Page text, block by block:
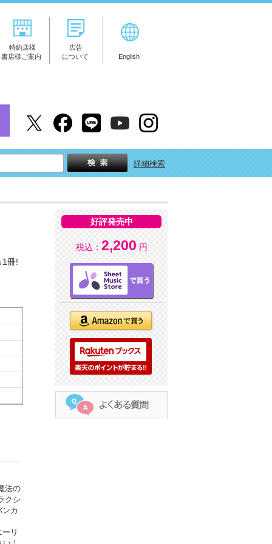
特約店様
書店様ご案内
広告
について
English
詳細検索
1冊!
法の
クシ
カ
リ
好評発売中
税込： 2,200 円